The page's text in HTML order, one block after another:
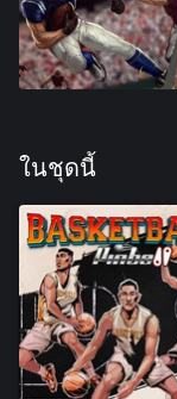
ในชุดนี้